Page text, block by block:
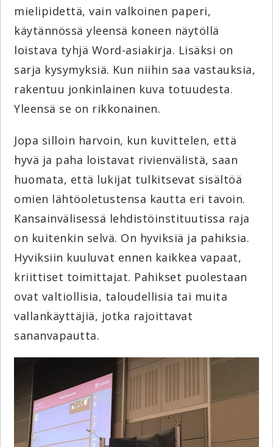
mielipidettä, vain valkoinen paperi,
käytännössä yleensä koneen näytöllä
loistava tyhjä Word-asiakirja. Lisäksi on
sarja kysymyksiä. Kun niihin saa vastauksia,
rakentuu jonkinlainen kuva totuudesta.
Yleensä se on rikkonainen.
Jopa silloin harvoin, kun kuvittelen, että
hyvä ja paha loistavat rivienvälistä, saan
huomata, että lukijat tulkitsevat sisältöä
omien lähtöoletustensa kautta eri tavoin.
Kansainvälisessä lehdistöinstituutissa raja
on kuitenkin selvä. On hyviksiä ja pahiksia.
Hyviksiin kuuluvat ennen kaikkea vapaat,
kriittiset toimittajat. Pahikset puolestaan
ovat valtiollisia, taloudellisia tai muita
vallankäyttäjiä, jotka rajoittavat
sananvapautta.